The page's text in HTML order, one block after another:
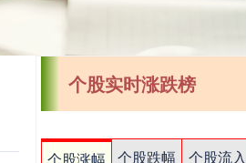
个股实时涨跌榜
个股跌幅 个股流入